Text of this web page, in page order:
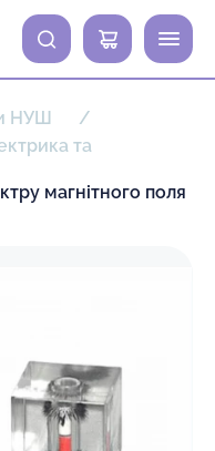
0
НУШ
та
магнітного поля